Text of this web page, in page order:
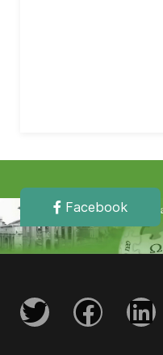
Facebook